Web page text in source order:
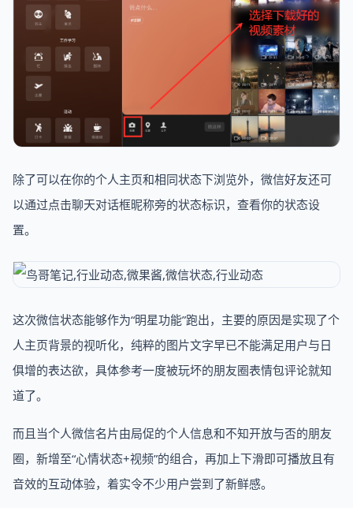
除了可以在你的个人主页和相同状态下浏览外，微信好友还可
以通过点击聊天对话框昵称旁的状态标识，查看你的状态设
置。
这次微信状态能够作为“明星功能”跑出，主要的原因是实现了个
人主页背景的视听化，纯粹的图片文字早已不能满足用户与日
俱增的表达欲，具体参考一度被玩坏的朋友圈表情包评论就知
道了。
而且当个人微信名片由局促的个人信息和不知开放与否的朋友
圈，新增至“心情状态+视频”的组合，再加上下滑即可播放且有
音效的互动体验，着实令不少用户尝到了新鲜感。